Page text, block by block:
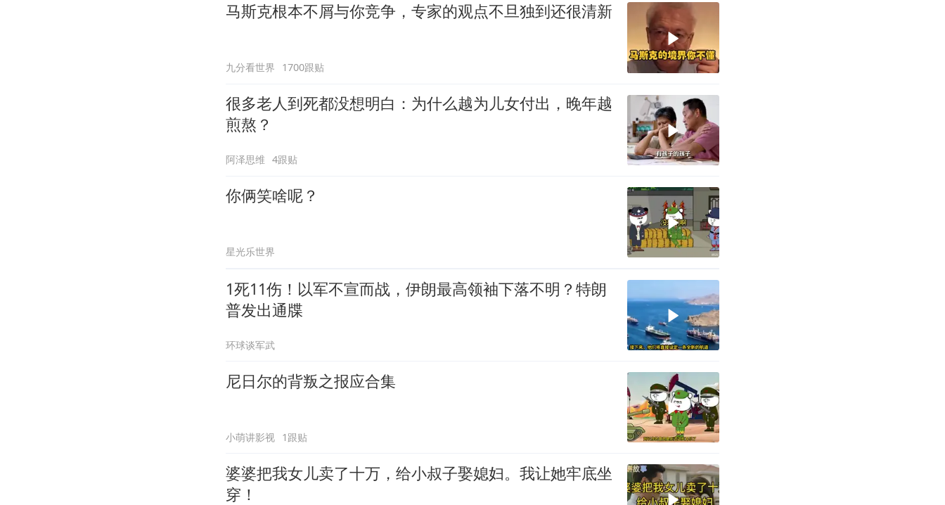
马斯克根本不屑与你竞争，专家的观点不旦独到还很清新
九分看世界 1700跟贴
很多老人到死都没想明白：为什么越为儿女付出，晚年越
煎熬？
阿泽思维 4跟贴
你俩笑啥呢？
星光乐世界
1死11伤！以军不宣而战，伊朗最高领袖下落不明？特朗
普发出通牒
环球谈军武
尼日尔的背叛之报应合集
小萌讲影视 1跟贴
婆婆把我女儿卖了十万，给小叔子娶媳妇。我让她牢底坐
穿！